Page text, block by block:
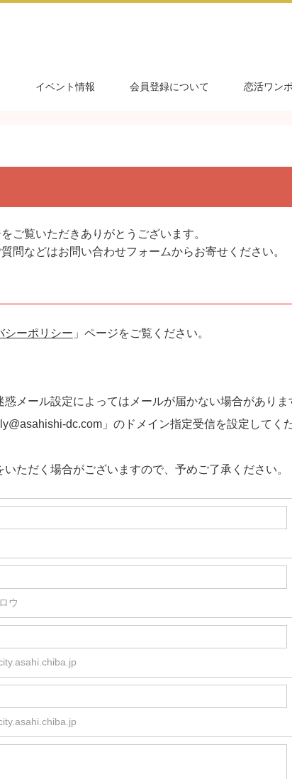
イベント情報 会員登録について 恋活ワン
ご覧いただきありがとうございます。
などはお問い合わせフォームからお寄せください。
シーポリシー 」ページをご覧ください。
メール設定によってはメールが届かない場合がありま
dc.com」のドメイン指定受信を設定してく
ただく場合がございますので、予めご了承ください。
ウ